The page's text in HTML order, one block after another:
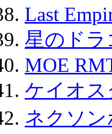
Last
星のド
MOE
ケイオ
ネクソン